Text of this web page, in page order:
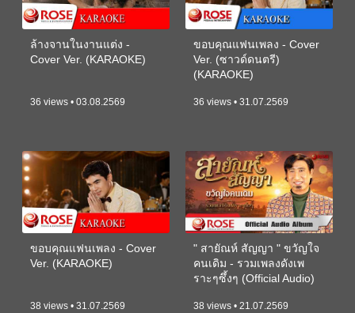
ล้างจานในงานแต่ง -
Cover Ver. (KARAOKE)
36 views • 03.08.2569
ขอบคุณแฟนเพลง - Cover
Ver. (ซาวด์ดนตรี)
(KARAOKE)
36 views • 31.07.2569
ขอบคุณแฟนเพลง - Cover
Ver. (KARAOKE)
38 views • 31.07.2569
" สายัณห์ สัญญา " ขวัญใจ
คนเดิม - รวมเพลงดังเพ
ราะๆซึ้งๆ (Official Audio)
38 views • 21.07.2569